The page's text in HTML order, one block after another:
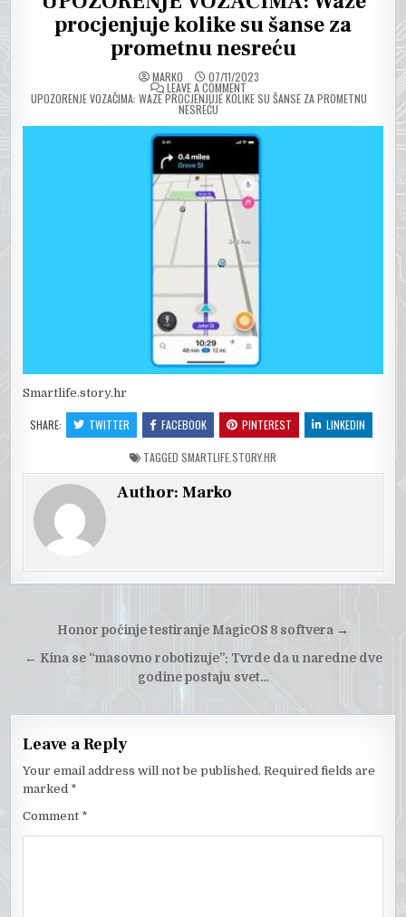
procjenjuje kolike su šanse za
prometnu nesreću
MARKO 07/11/2023
LEAVE A COMMENTON
UPOZORENJE VOZAČIMA: WAZE PROCJENJUJE KOLIKE SU ŠANSE ZA PROMETNU
NESREĆU
Smartlife.story.hr
SHARE: TWITTER FACEBOOK PINTEREST LINKEDIN
TAGGED SMARTLIFE.STORY.HR
Author:Marko
Post
navigation
Honor počinje testiranje MagicOS 8 softvera →
← Kina se “masovno robotizuje”: Tvrde da u naredne dve
godine postaju svet…
Leave a Reply
Your email address will not be published. Required fields are
marked *
Comment *